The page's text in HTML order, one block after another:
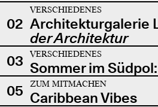
02
VERSCHIEDENES
Architekturgalerie
der Architektur
03
VERSCHIEDENES
Sommer im
05
ZUM MITMACHEN
Caribbean Vibes